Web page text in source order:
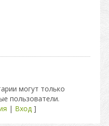
могут только
пользователи.
| Вход]